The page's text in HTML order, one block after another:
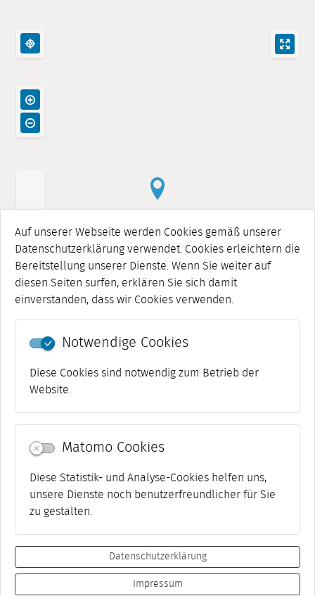
Auf unserer Webseite werden Cookies gemäß unserer
Datenschutzerklärung verwendet. Cookies erleichtern die
Bereitstellung unserer Dienste. Wenn Sie weiter auf
diesen Seiten surfen, erklären Sie sich damit
einverstanden, dass wir Cookies verwenden.
Notwendige Cookies
Diese Cookies sind notwendig zum Betrieb der
Website.
Matomo Cookies
Diese Statistik- und Analyse-Cookies helfen uns,
unsere Dienste noch benutzerfreundlicher für Sie
zu gestalten.
Datenschutzerklärung
Impressum
Datenschutz
Netiquette